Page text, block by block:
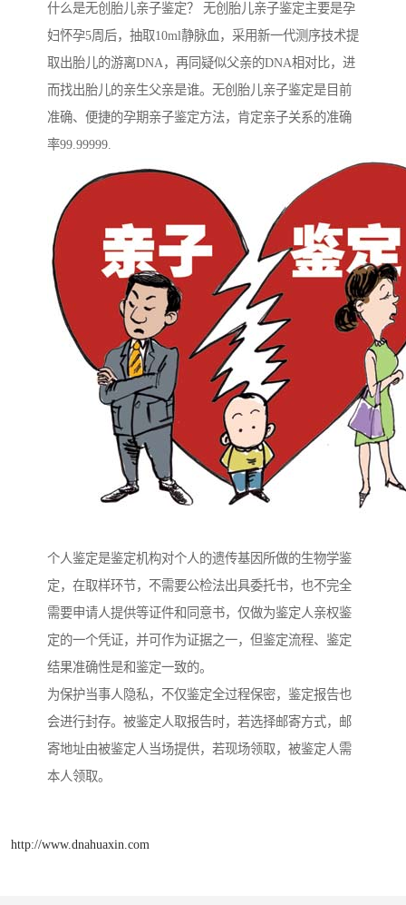
什么是无创胎儿亲子鉴定？ 无创胎儿亲子鉴定主要是孕
妇怀孕5周后，抽取10ml静脉血，采用新一代测序技术提
取出胎儿的游离DNA，再同疑似父亲的DNA相对比，进
而找出胎儿的亲生父亲是谁。无创胎儿亲子鉴定是目前
准确、便捷的孕期亲子鉴定方法，肯定亲子关系的准确
率99.99999.
个人鉴定是鉴定机构对个人的遗传基因所做的生物学鉴
定，在取样环节，不需要公检法出具委托书，也不完全
需要申请人提供等证件和同意书，仅做为鉴定人亲权鉴
定的一个凭证，并可作为证据之一，但鉴定流程、鉴定
结果准确性是和鉴定一致的。
为保护当事人隐私，不仅鉴定全过程保密，鉴定报告也
会进行封存。被鉴定人取报告时，若选择邮寄方式，邮
寄地址由被鉴定人当场提供，若现场领取，被鉴定人需
本人领取。
http://www.dnahuaxin.com